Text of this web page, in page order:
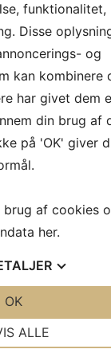
funktionalitet,
Disse
og
kan kombinere
har givet dem
din brug af
på 'OK' giver
af cookies
her.
ALLE
OK